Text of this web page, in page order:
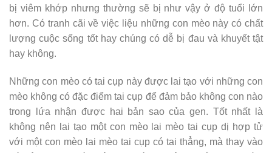
bị viêm khớp nhưng thường sẽ bị như vậy ở độ tuổi lớn
hơn. Có tranh cãi về việc liệu những con mèo này có chất
lượng cuộc sống tốt hay chúng có dễ bị đau và khuyết tật
hay không.
Những con mèo có tai cụp này được lai tạo với những con
mèo không có đặc điểm tai cụp để đảm bảo không con nào
trong lứa nhận được hai bản sao của gen. Tốt nhất là
không nên lai tạo một con mèo lai mèo tai cụp dị hợp tử
với một con mèo lai mèo tai cụp có tai thẳng, mà thay vào